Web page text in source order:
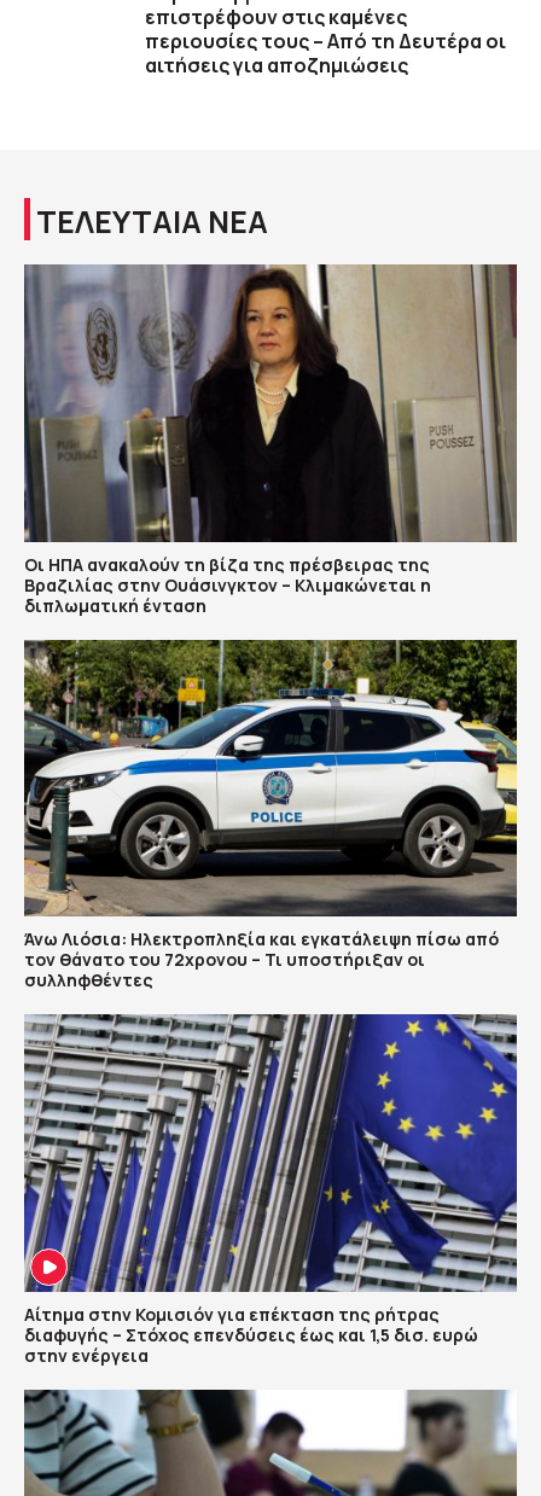
επιστρέφουν στις καμένες
περιουσίες τους – Aπό τη Δευτέρα οι
αιτήσεις για αποζημιώσεις
ΤΕΛΕΥΤΑΙΑ ΝΕΑ
Οι ΗΠΑ ανακαλούν τη βίζα της πρέσβειρας της
Βραζιλίας στην Ουάσινγκτον – Κλιμακώνεται η
διπλωματική ένταση
Άνω Λιόσια: Ηλεκτροπληξία και εγκατάλειψη πίσω από
τον θάνατο του 72χρονου – Τι υποστήριξαν οι
συλληφθέντες
Αίτημα στην Κομισιόν για επέκταση της ρήτρας
διαφυγής – Στόχος επενδύσεις έως και 1,5 δισ. ευρώ
στην ενέργεια